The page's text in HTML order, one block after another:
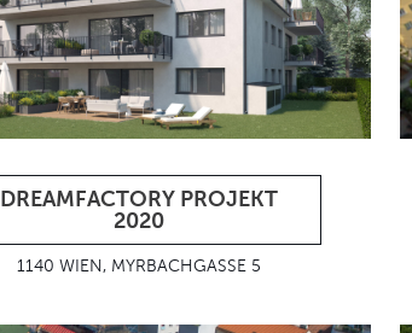
DREAMFACTORY PROJEKT
2020
1140 WIEN, MYRBACHGASSE 5